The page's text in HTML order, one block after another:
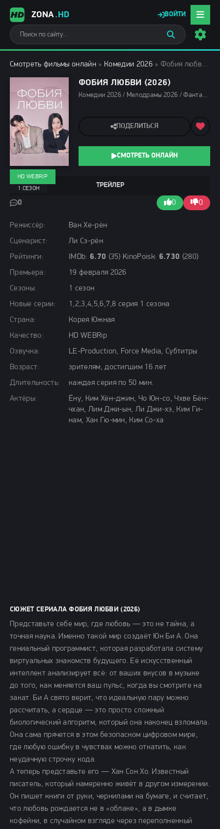
ZONA.HD ВОЙТИ
Смотреть фильмы онлайн » Комедии 2026 » Фобия любви (2026)
ФОБИЯ ЛЮБВИ (2026)
Комедии 2026 / Мелодрамы 2026 / Фантастические фильмы 2026 / Сериалы 2026 / Новинки сериалов 2026 / Сериалы февраля 2026 / Фильмы 2026 / Дорамы / Сериалы марта 2026 / Сериалы весны 2026 / Смотреть фильмы онлайн
Режиссёр:
Ван Хе-рён
Сценарист:
Ли Сэ-рён
Рейтинги:
IMDb: 6.70 (35) KinoPoisk: 6.730 (280)
Премьера:
19 февраля 2026
Сезоны:
1 сезон
Новые серии:
1,2,3,4,5,6,7,8 серия 1 сезона
Страна:
Корея Южная
Качество:
HD WEBRip
Озвучка:
LE-Production, Force Media, Субтитры
Возраст:
зрителям, достигшим 16 лет
Длительность:
каждая серия по 50 мин.
Актёры:
Ёну, Ким Хён-джин, Чо Юн-со, Чхве Бён-
чхан, Лим Джи-ын, Ли Джи-хэ, Ким Ги-
нам, Хан Гю-мин, Ким Со-ха
ТРЕЙЛЕР
0 0 0
HD WEBRIP
1 СЕЗОН
ПОДЕЛИТЬСЯ
СМОТРЕТЬ ОНЛАЙН
СЮЖЕТ СЕРИАЛА ФОБИЯ ЛЮБВИ (2026)
Представьте себе мир, где любовь — это не тайна, а
точная наука. Именно такой мир создаёт Юн Би А. Она
гениальный программист, которая разработала систему
виртуальных знакомств будущего. Её искусственный
интеллект анализирует всё: от ваших вкусов в музыке
до того, как меняется ваш пульс, когда вы смотрите на
закат. Би А свято верит, что идеальную пару можно
рассчитать, а сердце — это просто сложный
биологический алгоритм, который она наконец взломала.
Она сама прячется в этом безопасном цифровом мире,
где любую ошибку в чувствах можно откатить, как
неудачную строчку кода.
А теперь представьте его — Хан Сон Хо. Известный
писатель, который намеренно живёт в другом измерении.
Он пишет книги от руки, чернилами на бумаге, и считает,
что любовь рождается не в «облаке», а в дымке
кофейни, в случайном взгляде через переполненный